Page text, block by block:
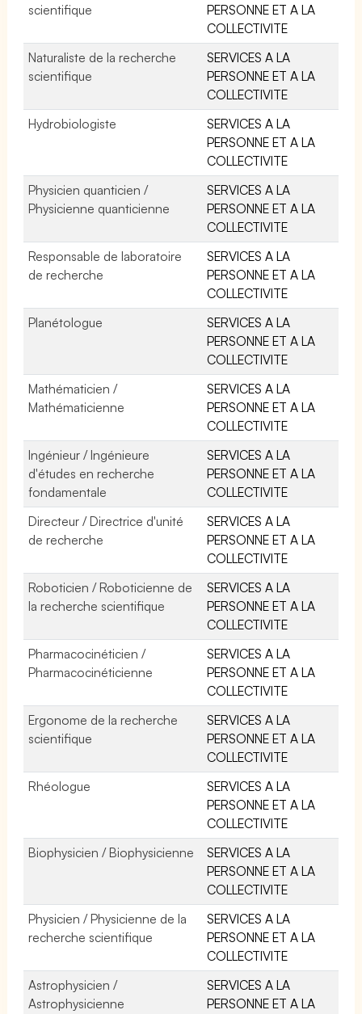
scientifique
PERSONNE ET A LA
COLLECTIVITE
Naturaliste de la recherche
scientifique
SERVICES A LA
PERSONNE ET A LA
COLLECTIVITE
Hydrobiologiste
SERVICES A LA
PERSONNE ET A LA
COLLECTIVITE
Physicien quanticien /
Physicienne quanticienne
SERVICES A LA
PERSONNE ET A LA
COLLECTIVITE
Responsable de laboratoire
de recherche
SERVICES A LA
PERSONNE ET A LA
COLLECTIVITE
Planétologue
SERVICES A LA
PERSONNE ET A LA
COLLECTIVITE
Mathématicien /
Mathématicienne
SERVICES A LA
PERSONNE ET A LA
COLLECTIVITE
Ingénieur / Ingénieure
d'études en recherche
fondamentale
SERVICES A LA
PERSONNE ET A LA
COLLECTIVITE
Directeur / Directrice d'unité
de recherche
SERVICES A LA
PERSONNE ET A LA
COLLECTIVITE
Roboticien / Roboticienne de
la recherche scientifique
SERVICES A LA
PERSONNE ET A LA
COLLECTIVITE
Pharmacocinéticien /
Pharmacocinéticienne
SERVICES A LA
PERSONNE ET A LA
COLLECTIVITE
Ergonome de la recherche
scientifique
SERVICES A LA
PERSONNE ET A LA
COLLECTIVITE
Rhéologue
SERVICES A LA
PERSONNE ET A LA
COLLECTIVITE
Biophysicien / Biophysicienne
SERVICES A LA
PERSONNE ET A LA
COLLECTIVITE
Physicien / Physicienne de la
recherche scientifique
SERVICES A LA
PERSONNE ET A LA
COLLECTIVITE
Astrophysicien /
Astrophysicienne
SERVICES A LA
PERSONNE ET A LA